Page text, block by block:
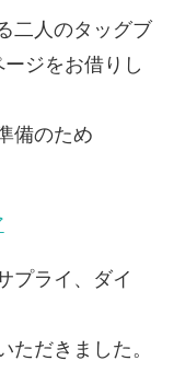
二人のタッグブ
ジをお借りし
備のため
プライ、ダイ
だきました。